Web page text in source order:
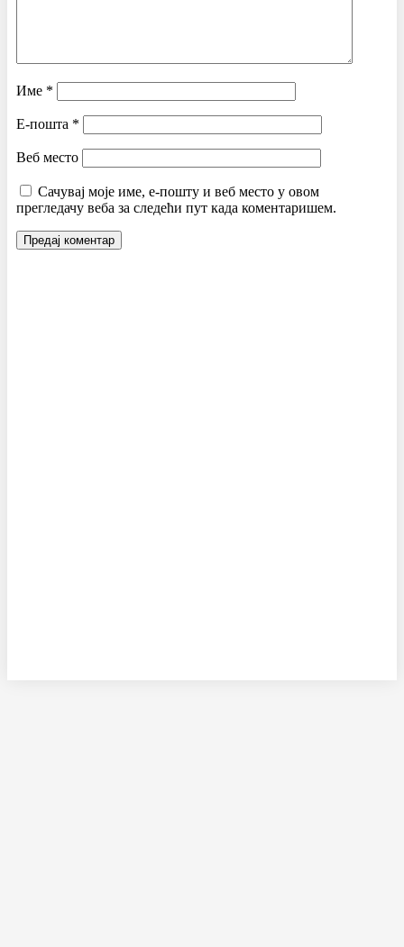
Име *
Е-пошта *
Веб место
Сачувај моје име, е-пошту и веб место у овом
прегледачу веба за следећи пут када коментаришем.